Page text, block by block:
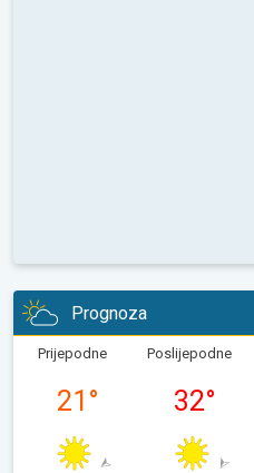
Prognoza
Prijepodne
21 °
Poslijepodne
32°